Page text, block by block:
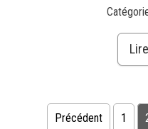
Pagination
Précédent 1